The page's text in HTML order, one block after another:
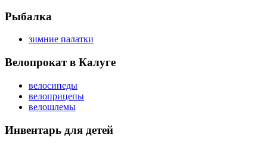
Рыбалка
зимние палатки
Велопрокат в Калуге
велосипеды
велоприцепы
велошлемы
Инвентарь для детей